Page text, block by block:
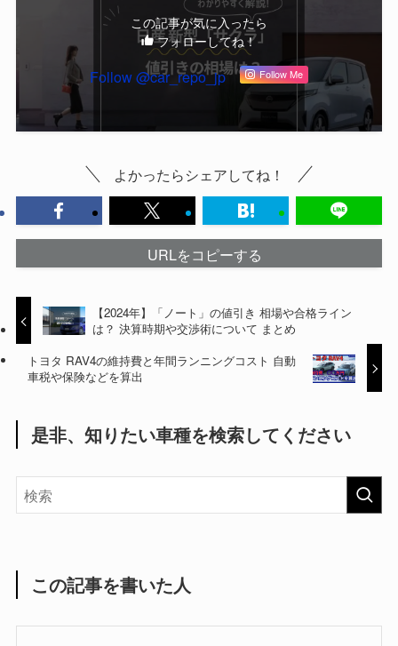
この記事が気に入ったら
フォローしてね！
Follow @car_repo_jp Follow Me
よかったらシェアしてね！
URLをコピーする
【2024年】「ノート」の値引き 相場や合格ライン
は？ 決算時期や交渉術について まとめ
トヨタ RAV4の維持費と年間ランニングコスト 自動
車税や保険などを算出
是非、知りたい車種を検索してください
この記事を書いた人